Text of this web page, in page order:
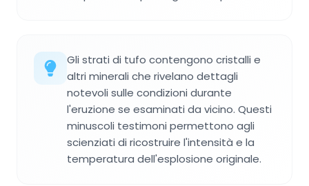
Gli strati di tufo contengono cristalli e
altri minerali che rivelano dettagli
notevoli sulle condizioni durante
l'eruzione se esaminati da vicino. Questi
minuscoli testimoni permettono agli
scienziati di ricostruire l'intensità e la
temperatura dell'esplosione originale.